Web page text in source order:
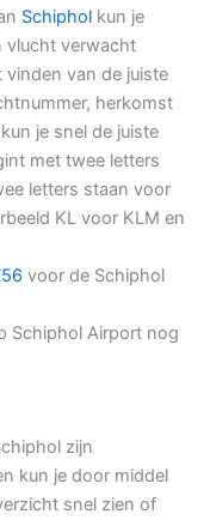
Schiphol kun je
vlucht verwacht
van de juiste
herkomst
je snel de juiste
met twee letters
letters staan voor
KL voor KLM en
voor de Schiphol
Schiphol Airport nog
zijn
kun je door middel
snel zien of